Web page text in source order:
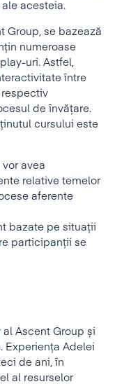
acesteia.
Group, se bazează
numeroase
uri. Astfel,
între
de învăţare.
cursului este
avea
relative temelor
aferente
bazate pe situații
participanții se
Ascent Group și
Experienţa Adelei
de ani, în
al resurselor